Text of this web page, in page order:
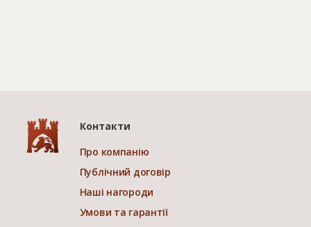
Контакти
Про компанію
Публічний договір
Наші нагороди
Умови та гарантії